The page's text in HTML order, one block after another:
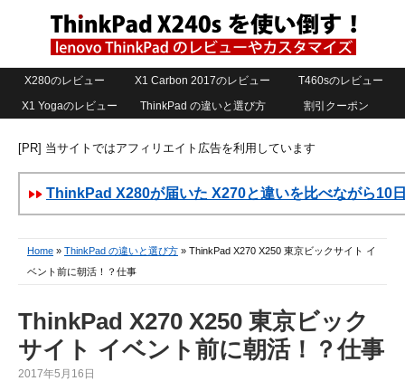
X280のレビュー X1 Carbon 2017のレビュー
T460sのレビュー
X1 Yogaのレビュー
ThinkPad の違いと選び方 割引クーポン
[PR] 当サイトではアフィリエイト広告を利用しています
ThinkPad X280が届いた X270と違いを比べながら10
Home » ThinkPad の違いと選び方 » ThinkPad X270 X250 東京ビックサイト イ
ベント前に朝活！？仕事
ThinkPad X270 X250 東京ビック
サイト イベント前に朝活！？仕事
2017年5月16日